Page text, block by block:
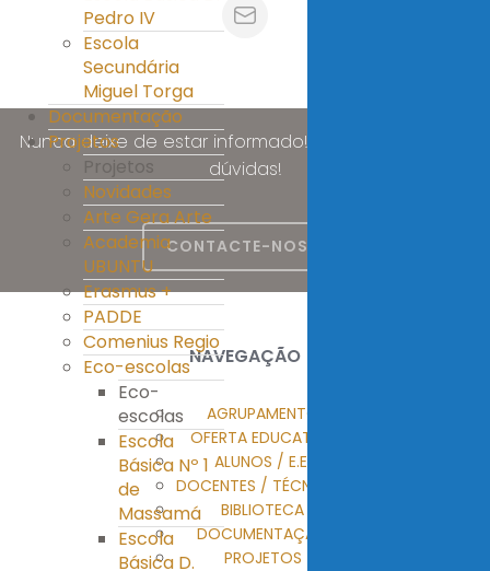
Pedro IV
Escola
Secundária
Miguel Torga
Documentação
Projetos
Projetos
Novidades
Arte Gera Arte
Academia
UBUNTU
Erasmus +
PADDE
Comenius Regio
Eco-escolas
Eco-
escolas
Escola
Básica Nº 1
de
Massamá
Escola
Básica D.
Nunca deixe de estar informado! Esclareça as suas
dúvidas!
CONTACTE-NOS
NAVEGAÇÃO
AGRUPAMENTO
OFERTA EDUCATIVA
ALUNOS / E.E.
DOCENTES / TÉCNICOS
BIBLIOTECA
DOCUMENTAÇÃO
PROJETOS